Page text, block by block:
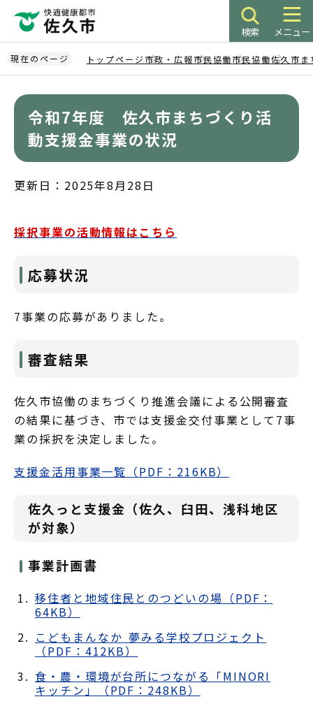
ペ
ー
ジ
検索 メニュー
現在のページ トップページ 市政・広報市民協働市民協働佐久市ま
令和7年度 佐久市まちづくり活
動支援金事業の状況
更新日：2025年8月28日
採択事業の活動情報はこちら
応募状況
7事業の応募がありました。
審査結果
佐久市協働のまちづくり推進会議による公開審査
の結果に基づき、市では支援金交付事業として7事
業の採択を決定しました。
支援金活用事業一覧（PDF：216KB）
佐久っと支援金（佐久、臼田、浅科地区
が対象）
事業計画書
移住者と地域住民とのつどいの場（PDF：
64KB）
こどもまんなか 夢みる学校プロジェクト
（PDF：412KB）
食・農・環境が台所につながる「MINORI
キッチン」（PDF：248KB）